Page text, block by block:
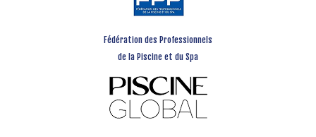
Fédération des Professionnels
de la Piscine et du Spa